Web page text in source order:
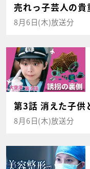
売れっ子芸人の
8月6日(木)放送分
第3話 消えた子供
8月6日(木)放送分